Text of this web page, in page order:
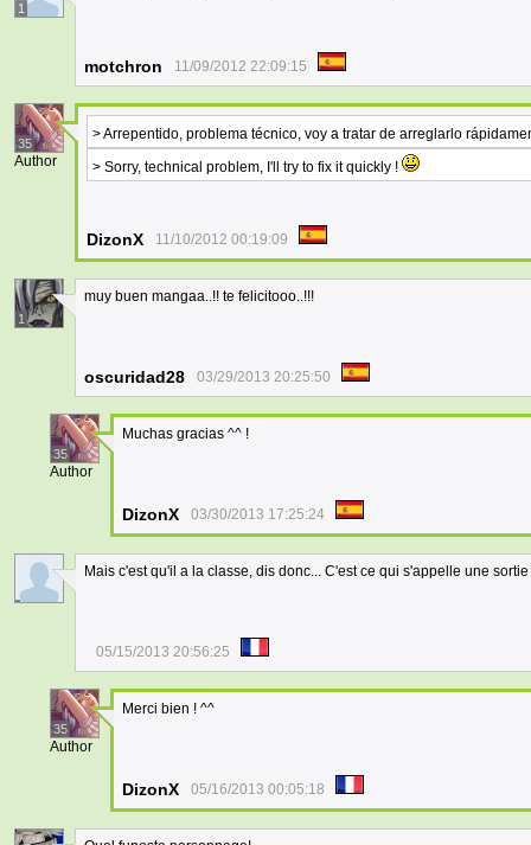
1
motchron 11/09/2012 22:09:15
35
Author
> Arrepentido, problema técnico, voy a tratar de arreglarlo
> Sorry, technical problem, I'll try to fix it quickly !
DizonX 11/10/2012 00:19:09
1
muy buen mangaa..!! te felicitooo..!!!
oscuridad28 03/29/2013 20:25:50
35
Author
Muchas gracias ^^ !
DizonX 03/30/2013 17:25:24
Mais c'est qu'il a la classe, dis donc... C'est ce qui s'appelle une
05/15/2013 20:56:25
35
Author
Merci bien ! ^^
DizonX 05/16/2013 00:05:18